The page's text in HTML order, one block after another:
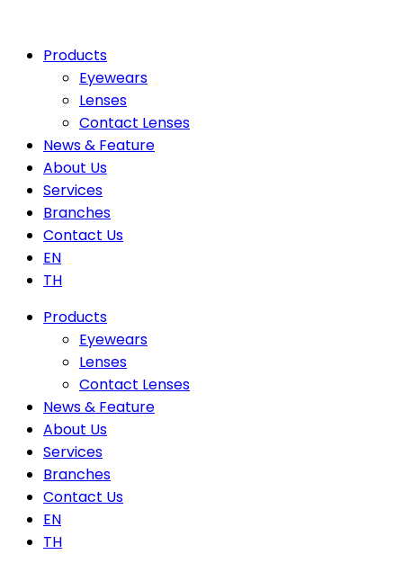
Products
Eyewears
Lenses
Contact Lenses
News & Feature
About Us
Services
Branches
Contact Us
EN
TH
Products
Eyewears
Lenses
Contact Lenses
News & Feature
About Us
Services
Branches
Contact Us
EN
TH